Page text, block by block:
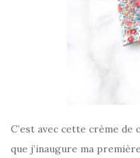
C’est avec cette crème
que j’inaugure ma